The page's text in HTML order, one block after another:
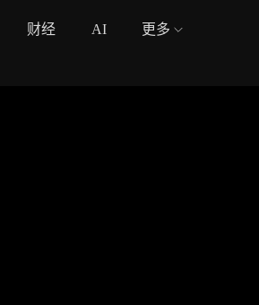
财经 AI 更多